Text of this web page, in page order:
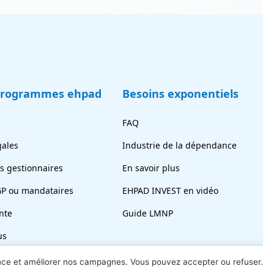
ehpad
gestionnaires
ou mandataires
chambre
Besoins exponentiels
FAQ
Industrie de la dépendance
En savoir plus
EHPAD INVEST en vidéo
Guide LMNP
et améliorer nos campagnes. Vous pouvez accepter ou refuser.